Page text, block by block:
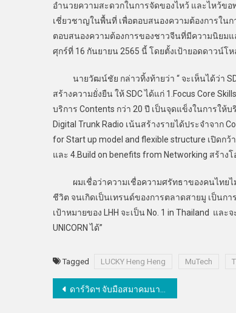
อำนวยความสะดวกในการจัดของไหว้ และไหว้ข
เชี่ยวชาญในพื้นที่ เพื่อตอบสนองความต้องการใน
ตอบสนองความต้องการของชาวจีนที่มีความนิยม
ศุกร์ที่ 16 กันยายน 2565 นี้ โดยตั้งเป้ายอดดาวน์โ
นายวัฒน์ชัย กล่าวทิ้งท้ายว่า “ จะเห็นได้ว่า
สร้างความยั่งยืน ให้ SDC ได้แก่ 1.Focus Core
บริการ Contents กว่า 20 ปี เป็นจุดแข็งในการให้
Digital Trunk Radio เน้นสร้างรายได้ประจำจาก
for Start up model and flexible structure เปิด
และ 4.Build on benefits from Networking สร้า
ผมเชื่อว่าความเชื่อความศรัทธาของคนไทยไม่
ชีวิต จนเกิดเป็นเทรนด์ของการตลาดสายมู เป็นก
เป้าหมายของ LHH จะเป็น No. 1 in Thailand แล
UNICORN ได้”
Tagged LUCKY Heng Heng MuTech
แนะแนว
ดาร์วิดฯ จับมือสมาคมนายหน้าอสังหาฯจัดอบรมหลักสูตร “ขายทรัพย์ในประเทศอังกฤษ”